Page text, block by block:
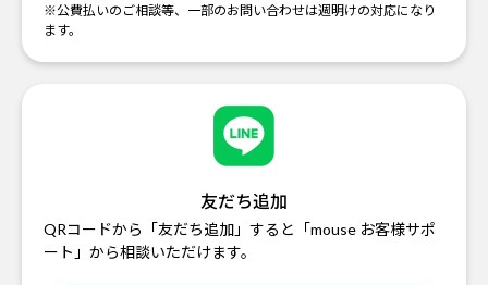
※公費払いのご相談等、一部のお問い合わせは週明けの対応になり
ます。
友だち追加
QRコードから「友だち追加」すると「mouse お客様サポ
ート」から相談いただけます。